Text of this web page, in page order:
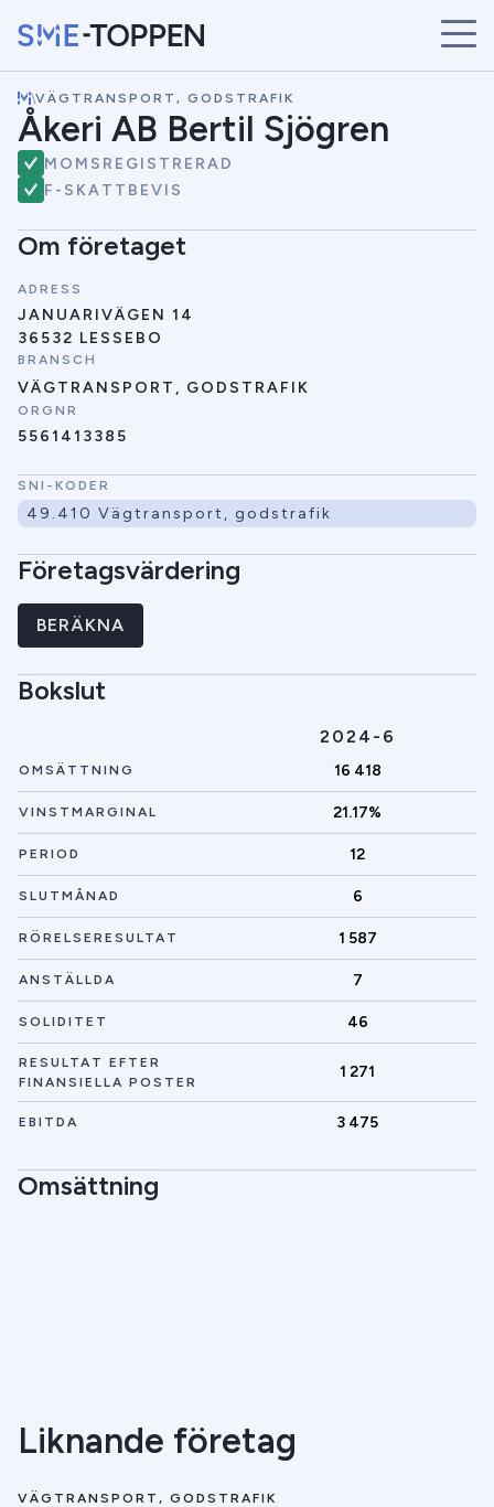
START
ÅRETS VINNARE
BRANSCHER
SÖK
NYHETER
\VÄGTRANSPORT, GODSTRAFIK
Åkeri AB Bertil Sjögren
MOMSREGISTRERAD
F-SKATTBEVIS
Om företaget
ADRESS
JANUARIVÄGEN 14
36532 LESSEBO
BRANSCH
VÄGTRANSPORT, GODSTRAFIK
ORGNR
5561413385
SNI-KODER
49.410 Vägtransport, godstrafik
Företagsvärdering
BERÄKNA
Bokslut
2024-6
OMSÄTTNING 16 418
VINSTMARGINAL 21.17%
PERIOD 12
SLUTMÅNAD 6
RÖRELSERESULTAT 1 587
ANSTÄLLDA 7
SOLIDITET 46
RESULTAT EFTER
FINANSIELLA POSTER
1 271
EBITDA 3 475
Omsättning
Liknande företag
VÄGTRANSPORT, GODSTRAFIK